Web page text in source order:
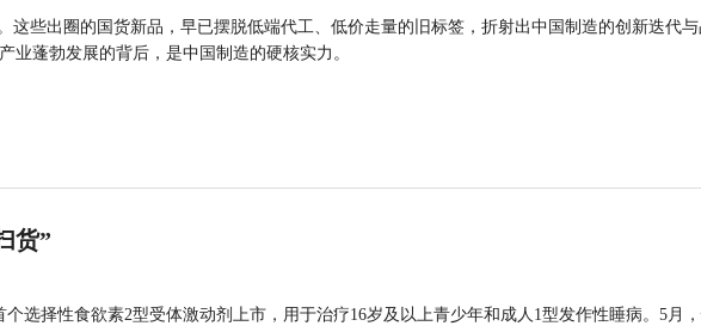
这些出圈的国货新品，早已摆脱低端代工、低价走量的旧标签，折射出中国制造的创新迭代
业蓬勃发展的背后，是中国制造的硬核实力。
货”
选择性食欲素2型受体激动剂上市，用于治疗16岁及以上青少年和成人1型发作性睡病。5月